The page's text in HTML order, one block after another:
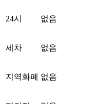
24시 없음
세차 없음
지역화폐 없음